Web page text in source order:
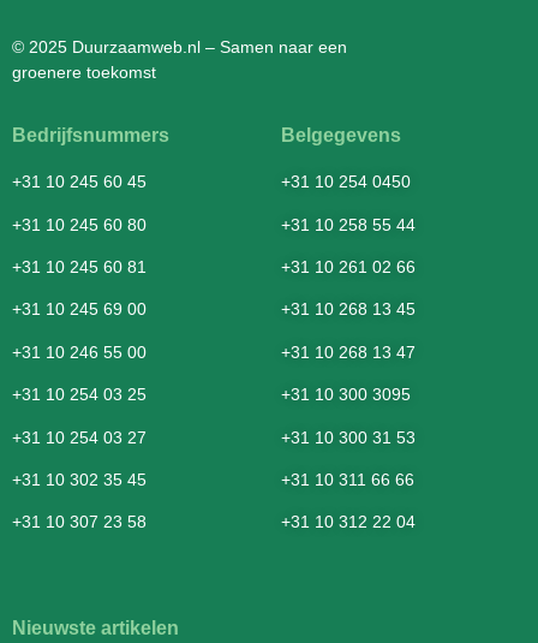
© 2025 Duurzaamweb.nl – Samen naar een
groenere toekomst
Bedrijfsnummers
+31 10 245 60 45
+31 10 245 60 80
+31 10 245 60 81
+31 10 245 69 00
+31 10 246 55 00
+31 10 254 03 25
+31 10 254 03 27
+31 10 302 35 45
+31 10 307 23 58
Belgegevens
+31 10 254 0450
+31 10 258 55 44
+31 10 261 02 66
+31 10 268 13 45
+31 10 268 13 47
+31 10 300 3095
+31 10 300 31 53
+31 10 311 66 66
+31 10 312 22 04
Nieuwste artikelen